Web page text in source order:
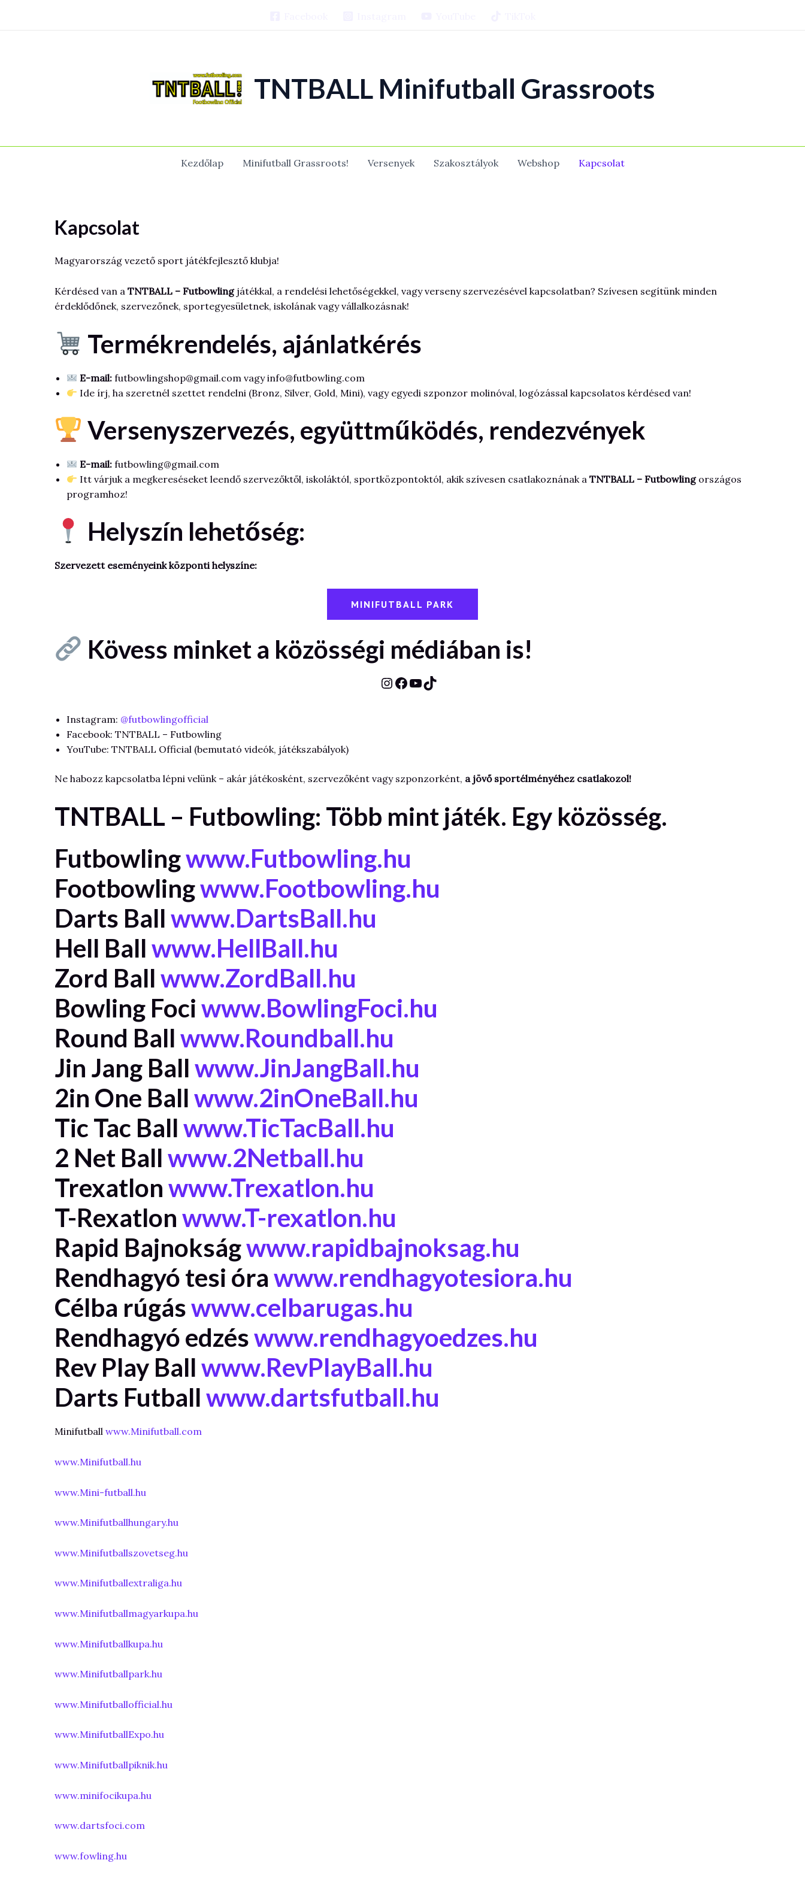
TNTBALL Minifutball Grassroots
Kezdőlap Minifutball Grassroots! Versenyek Szakosztályok Webshop Kapcsolat
Kapcsolat
Magyarország vezető sport játékfejlesztő klubja!
Kérdésed van a TNTBALL – Futbowlingjátékkal, a rendelési lehetőségekkel, vagy verseny szervezésével kapcsolatban? Szívesen segítünk minden
érdeklődőnek, szervezőnek, sportegyesületnek, iskolának vagy vállalkozásnak!
Termékrendelés, ajánlatkérés
E-mail:futbowlingshop@gmail.com vagy info@futbowling.com
Ide írj, ha szeretnél szettet rendelni (Bronz, Silver, Gold, Mini), vagy egyedi szponzor molinóval, logózással kapcsolatos kérdésed van!
Versenyszervezés, együttműködés, rendezvények
E-mail:futbowling@gmail.com
Itt várjuk a megkereséseket leendő szervezőktől, iskoláktól, sportközpontoktól, akik szívesen csatlakoznának a TNTBALL – Futbowlingországos
programhoz!
Helyszín lehetőség:
Szervezett eseményeink központi helyszíne:
MINIFUTBALL PARK
Kövess minket a közösségi médiában is!
Instagram
Facebook
YouTube
TikTok
Instagram: @futbowlingofficial
Facebook: TNTBALL – Futbowling
YouTube: TNTBALL Official (bemutató videók, játékszabályok)
Ne habozz kapcsolatba lépni velünk – akár játékosként, szervezőként vagy szponzorként, a jövő sportélményéhez csatlakozol!
TNTBALL – Futbowling: Több mint játék. Egy közösség.
Futbowlingwww.Futbowling.hu
Footbowlingwww.Footbowling.hu
Darts Ball www.DartsBall.hu
Hell Ball www.HellBall.hu
Zord Ball www.ZordBall.hu
Bowling Foci www.BowlingFoci.hu
Round Ball www.Roundball.hu
Jin Jang Ball www.JinJangBall.hu
2in One Ball www.2inOneBall.hu
Tic Tac Ball www.TicTacBall.hu
2 Net Ball www.2Netball.hu
Trexatlon www.Trexatlon.hu
T-Rexatlon www.T-rexatlon.hu
Rapid Bajnokságwww.rapidbajnoksag.hu
Rendhagyó tesi óra www.rendhagyotesiora.hu
Célba rúgáswww.celbarugas.hu
Rendhagyó edzéswww.rendhagyoedzes.hu
Rev Play Ball www.RevPlayBall.hu
Darts Futball www.dartsfutball.hu
Minifutball www.Minifutball.com
www.Minifutball.hu
www.Mini-futball.hu
www.Minifutballhungary.hu
www.Minifutballszovetseg.hu
www.Minifutballextraliga.hu
www.Minifutballmagyarkupa.hu
www.Minifutballkupa.hu
www.Minifutballpark.hu
www.Minifutballofficial.hu
www.MinifutballExpo.hu
www.Minifutballpiknik.hu
www.minifocikupa.hu
www.dartsfoci.com
www.fowling.hu